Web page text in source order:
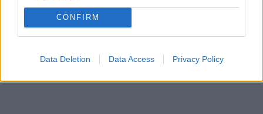
CONFIRM
Data Deletion Data Access Privacy Policy